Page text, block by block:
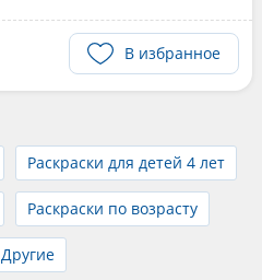
В избранное
Раскраски для детей 4 лет
Раскраски по возрасту
Другие